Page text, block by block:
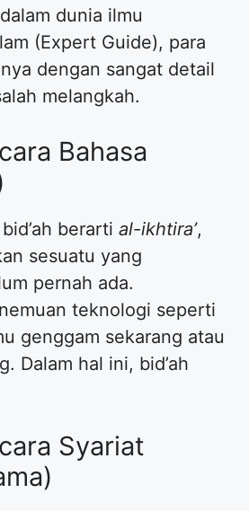
dunia ilmu
(Expert Guide), para
dengan sangat detail
melangkah.
Bahasa
berarti al-ikhtira’,
sesuatu yang
pernah ada.
teknologi seperti
genggam sekarang atau
Dalam hal ini, bid’ah
Syariat